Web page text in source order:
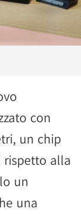
con
un chip
rispetto alla
un
una